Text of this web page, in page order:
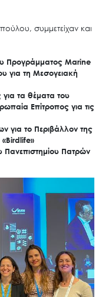
συμμετείχαν και
Προγράμματος Marine
για τη Μεσογειακή
τα θέματα του
Επίτροπος για τις
για το Περιβάλλον της
Πανεπιστημίου Πατρών